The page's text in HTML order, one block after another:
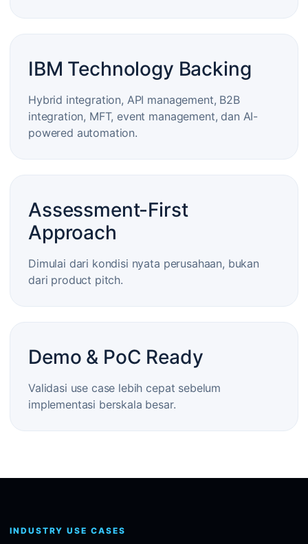
IBM Technology Backing
Hybrid integration, API management, B2B
integration, MFT, event management, dan AI-
powered automation.
Assessment-First
Approach
Dimulai dari kondisi nyata perusahaan, bukan
dari product pitch.
Demo & PoC Ready
Validasi use case lebih cepat sebelum
implementasi berskala besar.
INDUSTRY USE CASES